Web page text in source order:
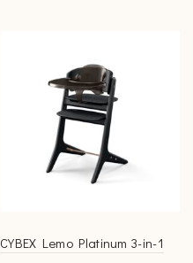
CYBEX Lemo Platinum 3-in-1